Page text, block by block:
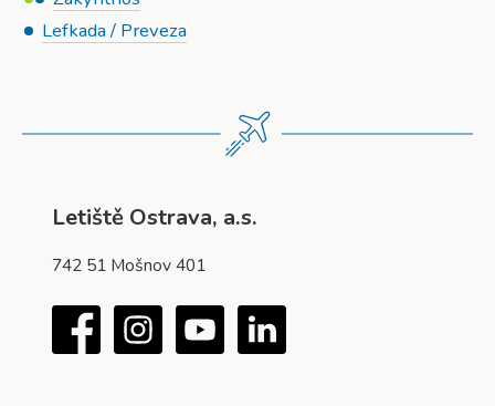
Lefkada / Preveza
Letiště Ostrava, a.s.
742 51 Mošnov 401
Facebook Instagram YouTube